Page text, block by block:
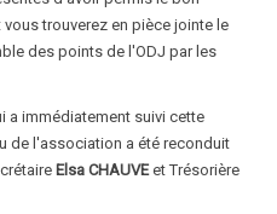
trouverez en pièce jointe le
des points de l'ODJ par les
a immédiatement suivi cette
de l'association a été reconduit
Elsa CHAUVEet Trésorière